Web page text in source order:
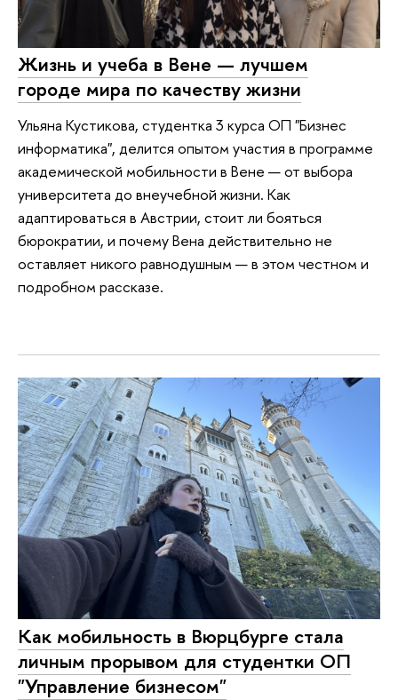
Жизнь и учеба в Вене — лучшем
городе мира по качеству жизни
Ульяна Кустикова, студентка 3 курса ОП "Бизнес
информатика", делится опытом участия в программе
академической мобильности в Вене — от выбора
университета до внеучебной жизни. Как
адаптироваться в Австрии, стоит ли бояться
бюрократии, и почему Вена действительно не
оставляет никого равнодушным — в этом честном и
подробном рассказе.
Как мобильность в Вюрцбурге стала
личным прорывом для студентки ОП
"Управление бизнесом"